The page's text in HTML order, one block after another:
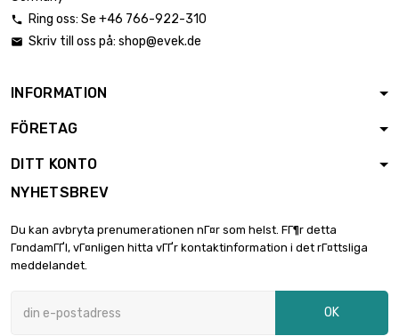
 Ring oss: Se +46 766-922-310
 Skriv till oss på: shop@evek.de
INFORMATION
FÖRETAG
DITT KONTO
NYHETSBREV
Du kan avbryta prenumerationen nГ¤r som helst. FГ¶r detta
Г¤ndamГҐl, vГ¤nligen hitta vГҐr kontaktinformation i det rГ¤ttsliga
meddelandet.
OK